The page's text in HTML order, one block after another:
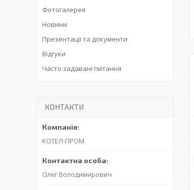
Фотогалерея
Новини
Презентації та документи
Відгуки
Часто задавані питання
КОНТАКТИ
КОТЕЛ-ПРОМ
Олег Володимирович